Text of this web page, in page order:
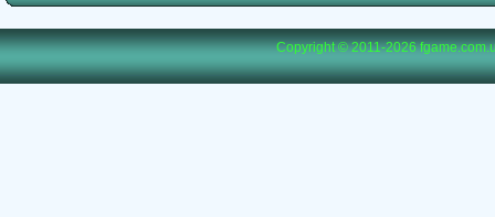
Copyright © 2011-2026